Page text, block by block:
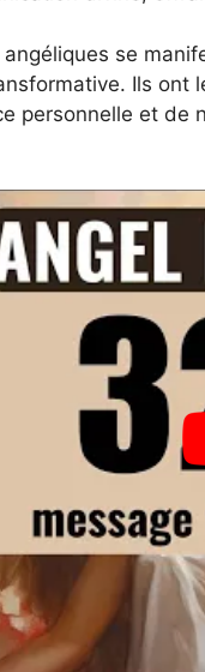
se
Ils ont
personnelle et